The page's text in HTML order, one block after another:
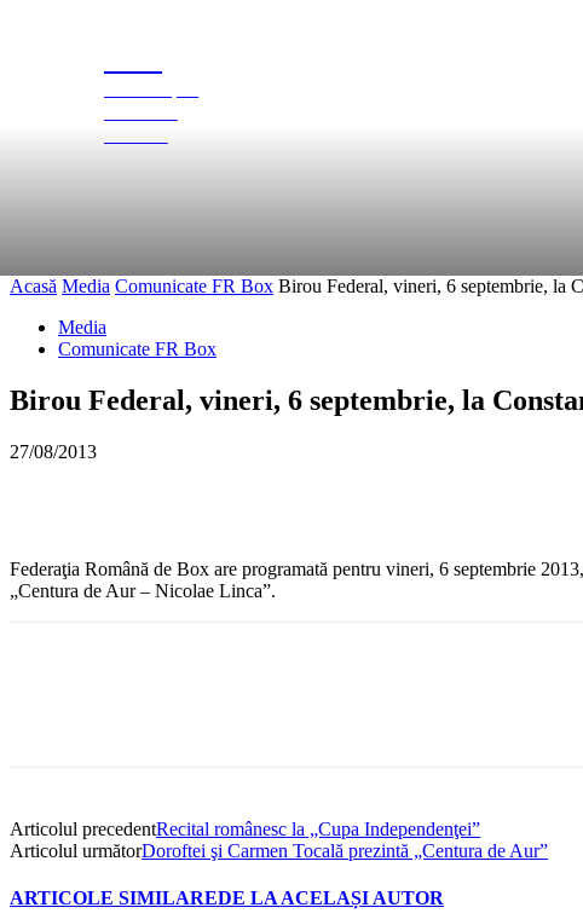
Acasă Media Comunicate FR Box Birou Federal, vineri, 6 septembrie, la
Media
Comunicate FR Box
Birou Federal, vineri, 6 septembrie, la
27/08/2013
Federaţia Română de Box are programată pentru vineri, 6 septembrie
„Centura de Aur – Nicolae Linca”.
Articolul precedentRecital românesc la „Cupa Independenţei”
Articolul următorDoroftei şi Carmen Tocală prezintă „Centura de Aur”
ARTICOLE SIMILAREDE LA ACELAȘI AUTOR